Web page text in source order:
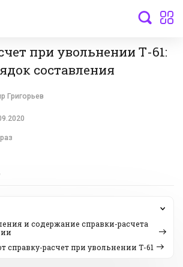
при увольнении Т-61:
составления
Григорьев
и содержание справки-расчета
справку-расчет при увольнении Т-61